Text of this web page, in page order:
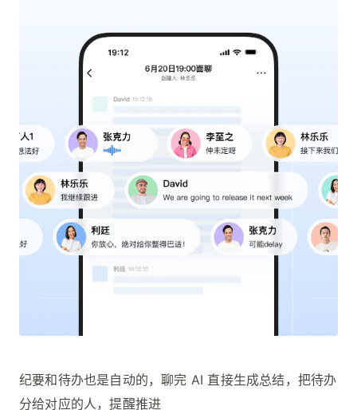
纪要和待办也是自动的，聊完 AI 直接生成总结，把待办
分给对应的人，提醒推进